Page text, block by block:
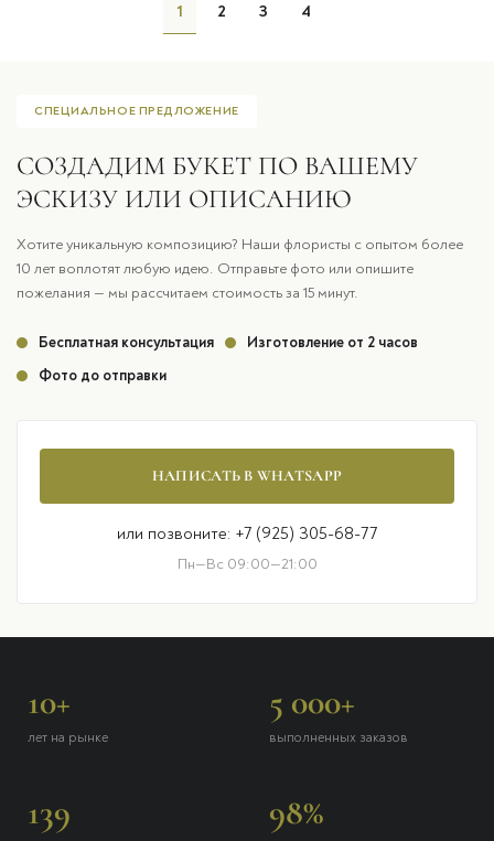
1 2 3 4
СПЕЦИАЛЬНОЕ ПРЕДЛОЖЕНИЕ
СОЗДАДИМ БУКЕТ ПО ВАШЕМУ
ЭСКИЗУ ИЛИ ОПИСАНИЮ
Хотите уникальную композицию? Наши флористы с опытом более
10 лет воплотят любую идею. Отправьте фото или опишите
пожелания — мы рассчитаем стоимость за 15 минут.
Бесплатная консультация
Изготовление от 2 часов
Фото до отправки
НАПИСАТЬ В WHATSAPP
или позвоните: +7 (925) 305-68-77
Пн—Вс 09:00—21:00
10+
лет на рынке
5 000+
выполненных заказов
139 98%